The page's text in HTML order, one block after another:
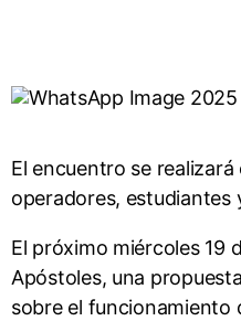
El encuentro se
operadores, estudiantes
El próximo miércoles 19
Apóstoles, una
sobre el funcionamiento